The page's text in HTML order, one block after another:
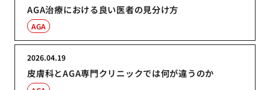
AGA治療における良い医者の見分け方
AGA
皮膚科とAGA専門クリニックでは何が違うのか
2026.04.19